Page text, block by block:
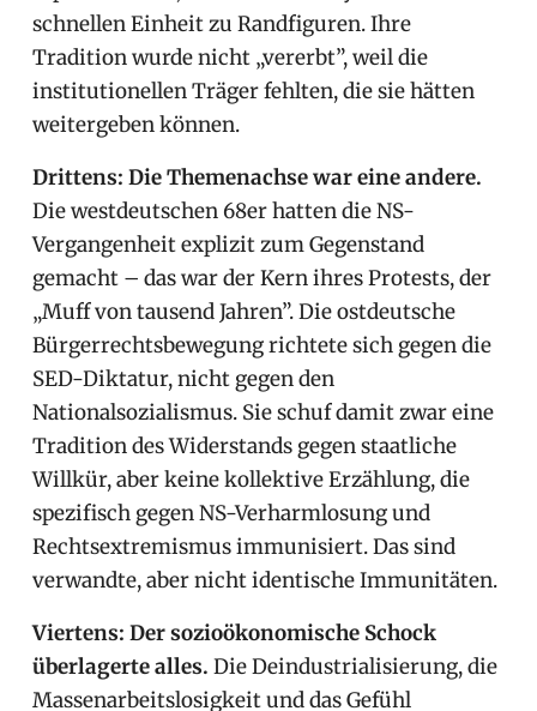
schnellen Einheit zu Randfiguren. Ihre
Tradition wurde nicht „vererbt”, weil die
institutionellen Träger fehlten, die sie hätten
weitergeben können.
Drittens: Die Themenachse war eine andere.
Die westdeutschen 68er hatten die NS-
Vergangenheit explizit zum Gegenstand
gemacht – das war der Kern ihres Protests, der
„Muff von tausend Jahren”. Die ostdeutsche
Bürgerrechtsbewegung richtete sich gegen die
SED-Diktatur, nicht gegen den
Nationalsozialismus. Sie schuf damit zwar eine
Tradition des Widerstands gegen staatliche
Willkür, aber keine kollektive Erzählung, die
spezifisch gegen NS-Verharmlosung und
Rechtsextremismus immunisiert. Das sind
verwandte, aber nicht identische Immunitäten.
Viertens: Der sozioökonomische Schock
überlagerte alles. Die Deindustrialisierung, die
Massenarbeitslosigkeit und das Gefühl